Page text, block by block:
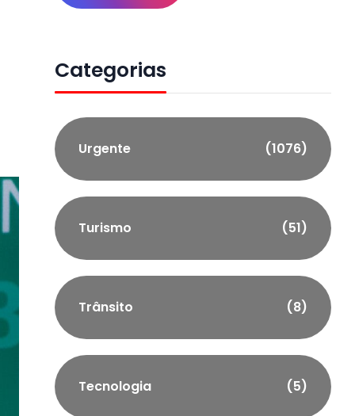
Categorias
Urgente (1076)
Turismo (51)
Trânsito (8)
Tecnologia (5)